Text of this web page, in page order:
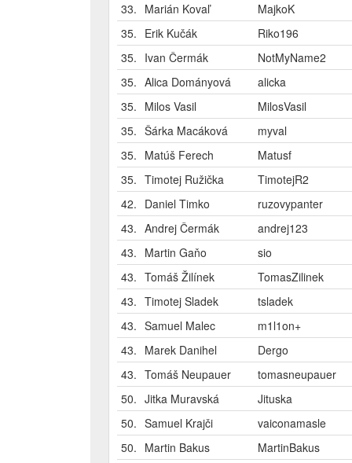
33. Marián Kovaľ
MajkoK
35. Erik Kučák
Riko196
35. Ivan Čermák
NotMyName2
35. Alica Dományová
alicka
35. Milos Vasil
MilosVasil
35. Šárka Macáková
myval
35. Matúš Ferech
Matusf
35. Timotej Ružička
TimotejR2
42. Daniel Timko
ruzovypanter
43. Andrej Čermák
andrej123
43. Martin Gaňo
sio
43. Tomáš Žilínek
TomasZilinek
43. Timotej Sladek
tsladek
43. Samuel Malec
m1l1on+
43. Marek Danihel
Dergo
43. Tomáš Neupauer
tomasneupauer
50. Jitka Muravská
Jituska
50. Samuel Krajči
vaiconamasle
50. Martin Bakus
MartinBakus